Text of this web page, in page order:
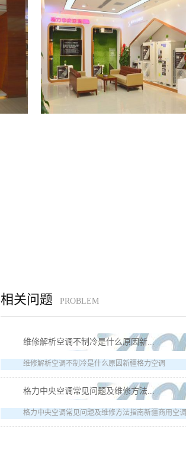
相关问题 PROBLEM
维修解析空调不制冷是什么原因新...
维修解析空调不制冷是什么原因新疆格力空调
格力中央空调常见问题及维修方法...
格力中央空调常见问题及维修方法指南新疆商用空调